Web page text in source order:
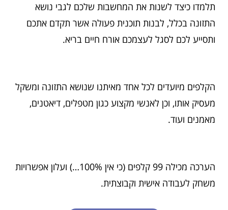
תלמדו כיצד לשנות את המחשבות שלכם לגבי נושא
התזונה בכלל, לבנות תוכנית פעולה אשר תקדם אתכם
ותסייע לכם לסגל לעצמכם אורח חיים בריא.
הקלפים מיועדים לכל אחד מאיתנו שנושא התזונה ומשקל
מעסיק אותו, וכן לאנשי מקצוע כגון מטפלים, דיאטנים,
מאמנים ועוד.
הערכה מכילה 99 קלפים (כי אין 100%…) ועלון אפשרויות
משחק לעבודה אישית וקבוצתית.